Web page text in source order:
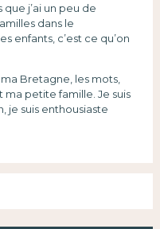
j’ai un peu de
dans le
enfants, c’est ce qu’on
Bretagne, les mots,
ma petite famille. Je suis
je suis enthousiaste